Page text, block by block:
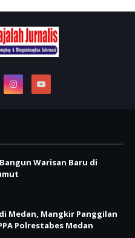
Warisan Baru di
di Medan, Mangkir Panggilan
Polrestabes Medan